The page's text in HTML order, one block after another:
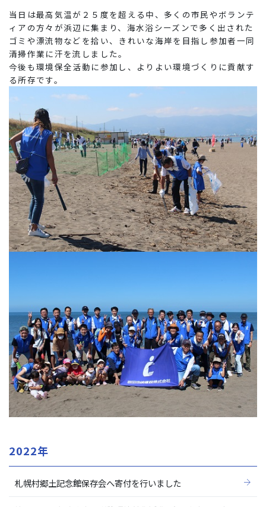
当日は最高気温が２５度を超える中、多くの市民やボランテ
ィアの方々が浜辺に集まり、海水浴シーズンで多く出された
ゴミや漂流物などを拾い、きれいな海岸を目指し参加者一同
清掃作業に汗を流しました。
今後も環境保全活動に参加し、よりよい環境づくりに貢献す
る所存です。
2022年
札幌村郷土記念館保存会へ寄付を行いました